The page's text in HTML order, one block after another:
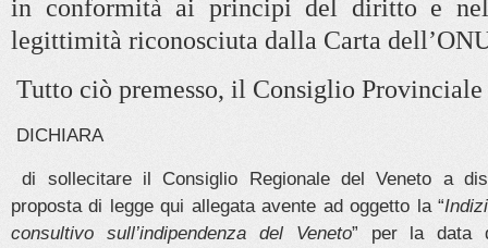
in conformità ai principi del diritto e
legittimità riconosciuta dalla Carta
Tutto ciò premesso, il Consiglio
DICHIARA
di sollecitare il Consiglio Regionale del Veneto a
proposta di legge qui allegata avente ad oggetto la “
consultivo sull’indipendenza del Veneto” per la data